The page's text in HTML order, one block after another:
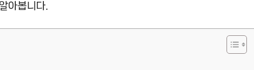
아봅니다.